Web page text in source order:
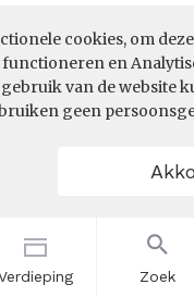
Zoek
cookies, om
en
van de website
geen